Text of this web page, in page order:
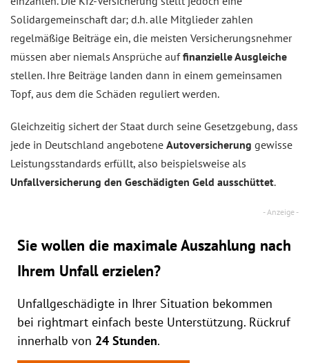
Solidargemeinschaft dar; d.h. alle Mitglieder zahlen
regelmäßige Beiträge ein, die meisten Versicherungsnehmer
müssen aber niemals Ansprüche auffinanzielle Ausgleiche
stellen. Ihre Beiträge landen dann in einem gemeinsamen
Topf, aus dem die Schäden reguliert werden.
Gleichzeitig sichert der Staat durch seine Gesetzgebung, dass
jede in Deutschland angebotene Autoversicherung gewisse
Leistungsstandards erfüllt, also beispielsweise als
Unfallversicherung den Geschädigten Geld ausschüttet.
Sie wollen die maximale Auszahlung nach
Ihrem Unfall erzielen?
Unfallgeschädigte in Ihrer Situation bekommen
bei rightmart einfach beste Unterstützung. Rückruf
innerhalb von 24 Stunden.